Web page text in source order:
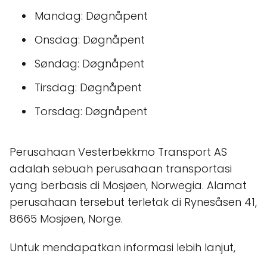
Mandag: Døgnåpent
Onsdag: Døgnåpent
Søndag: Døgnåpent
Tirsdag: Døgnåpent
Torsdag: Døgnåpent
Perusahaan Vesterbekkmo Transport AS
adalah sebuah perusahaan transportasi
yang berbasis di Mosjøen, Norwegia. Alamat
perusahaan tersebut terletak di Rynesåsen 41,
8665 Mosjøen, Norge.
Untuk mendapatkan informasi lebih lanjut,